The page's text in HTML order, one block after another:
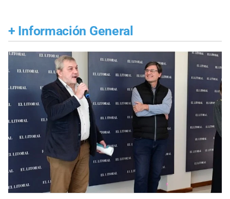
+ Información General